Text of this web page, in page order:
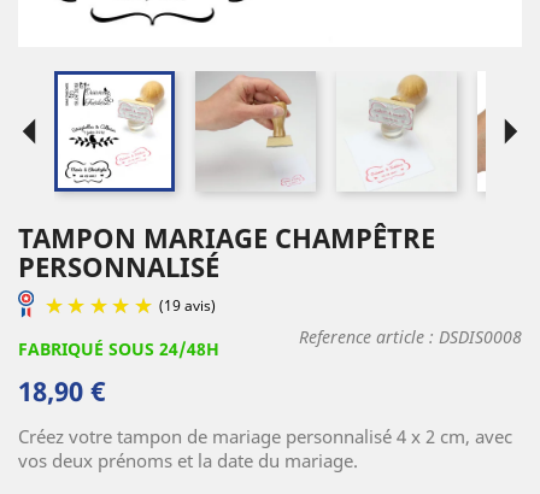
arrow_left arrow_right
TAMPON MARIAGE CHAMPÊTRE
PERSONNALISÉ
FABRIQUÉ SOUS 24/48H
Reference article : DSDIS0008
18,90 €
Créez votre tampon de mariage personnalisé 4 x 2 cm, avec
vos deux prénoms et la date du mariage.